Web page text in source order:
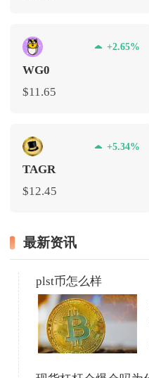
+2.65%
WG0
$11.65
+5.34%
TAGR
$12.45
最新资讯
plst币怎么样